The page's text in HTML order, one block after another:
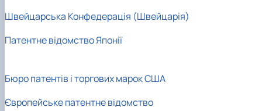
Швейцарська Конфедерація (Швейцарія)
Патентне відомство Японії
Бюро патентів і торгових марок США
Європейське патентне відомство